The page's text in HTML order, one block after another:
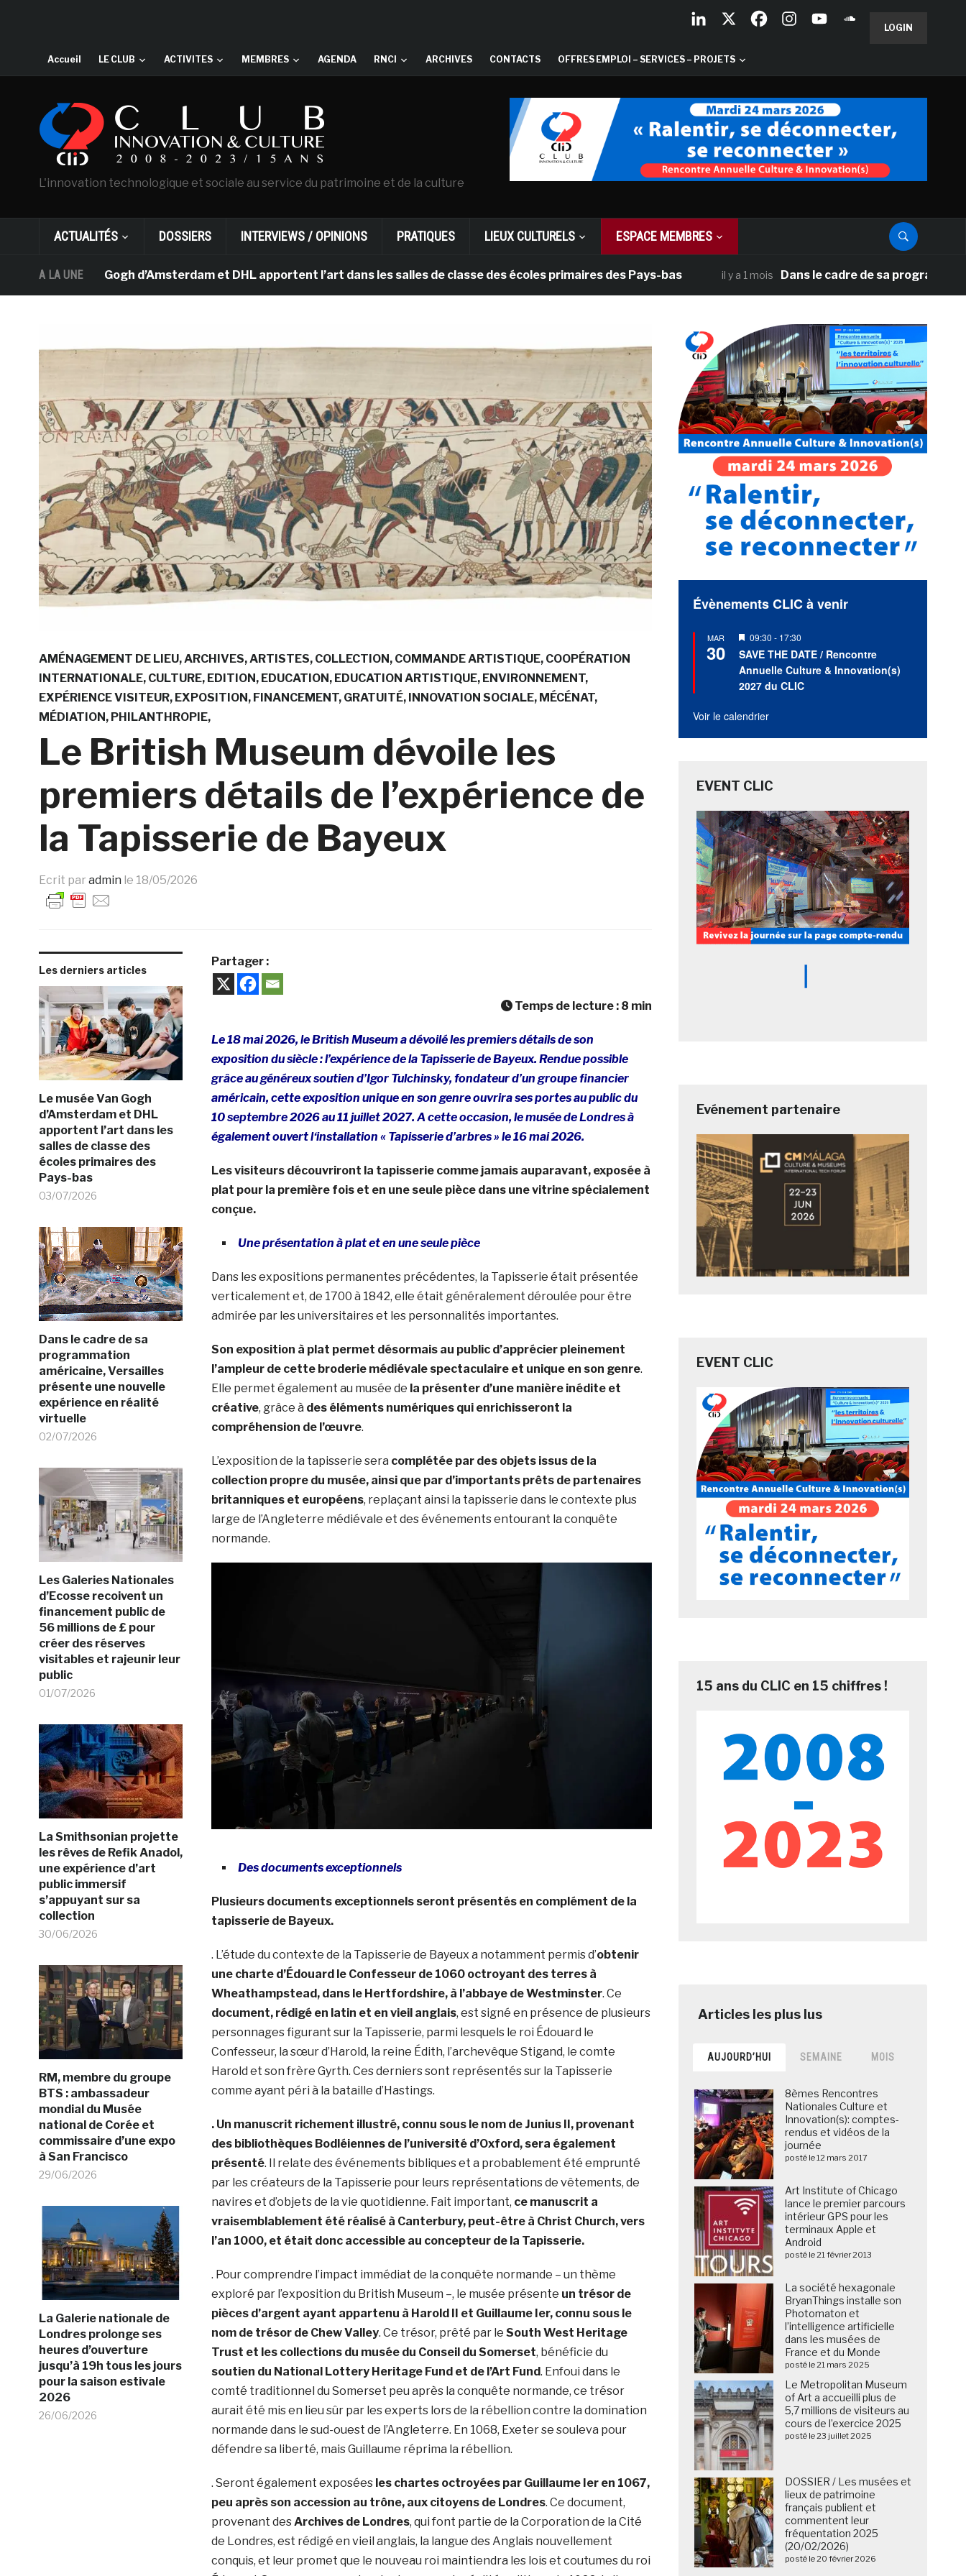
LOGIN
Accueil LE CLUB ACTIVITES MEMBRES AGENDA RNCI ARCHIVES CONTACTS OFFRES EMPLOI – SERVICES – PROJETS
L'innovation technologique et sociale au service du patrimoine et de la culture
ACTUALITÉS DOSSIERS INTERVIEWS / OPINIONS PRATIQUES LIEUX CULTURELS ESPACE MEMBRES
A LA UNE
Van Gogh d’Amsterdam et DHL apportent l’art dans les salles de classe des écoles primaires des Pays-bas il y a 1 mois Dans le cadre de sa programmation
AMÉNAGEMENT DE LIEU ARCHIVES ARTISTES COLLECTION COMMANDE ARTISTIQUE COOPÉRATION
INTERNATIONALE CULTURE EDITION EDUCATION EDUCATION ARTISTIQUE ENVIRONNEMENT
EXPÉRIENCE VISITEUR EXPOSITION FINANCEMENT GRATUITÉ INNOVATION SOCIALE MÉCÉNAT
MÉDIATION PHILANTHROPIE
Le British Museum dévoile les
premiers détails de l’expérience de
la Tapisserie de Bayeux
Ecrit par admin le 18/05/2026
Les derniers articles
Le musée Van Gogh
d’Amsterdam et DHL
apportent l’art dans les
salles de classe des
écoles primaires des
Pays-bas
03/07/2026
Dans le cadre de sa
programmation
américaine, Versailles
présente une nouvelle
expérience en réalité
virtuelle
02/07/2026
Les Galeries Nationales
d’Ecosse recoivent un
financement public de
56 millions de £ pour
créer des réserves
visitables et rajeunir leur
public
01/07/2026
La Smithsonian projette
les rêves de Refik Anadol,
une expérience d’art
public immersif
s’appuyant sur sa
collection
30/06/2026
RM, membre du groupe
BTS : ambassadeur
mondial du Musée
national de Corée et
commissaire d’une expo
à San Francisco
29/06/2026
La Galerie nationale de
Londres prolonge ses
heures d’ouverture
jusqu’à 19h tous les jours
pour la saison estivale
2026
26/06/2026
Partager :
Temps de lecture : 8 min
Le 18 mai 2026, le British Museum a dévoilé les premiers détails de son
exposition du siècle : l’expériencede la Tapisserie de Bayeux. Rendue possible
grâce au généreux soutien d’Igor Tulchinsky, fondateur d’un groupe financier
américain, cette exposition unique en son genre ouvrira ses portes au public du
10 septembre 2026 au 11 juillet 2027. A cette occasion, le musée de Londres à
également ouvert l‘installation « Tapisserie d’arbres » le 16 mai 2026.
Les visiteurs découvriront la tapisserie comme jamais auparavant, exposée à
plat pour la première fois et en une seule pièce dans une vitrine spécialement
conçue.
Une présentation à plat et en une seule pièce
Dans les expositions permanentes précédentes, la Tapisserie était présentée
verticalement et, de 1700 à 1842, elle était généralement déroulée pour être
admirée par les universitaires et les personnalités importantes.
Son exposition à plat permet désormais au public d’apprécier pleinement
l’ampleur de cette broderie médiévale spectaculaire et unique en son genre.
Elle permet également au musée de la présenter d’une manière inédite et
créative, grâce à des éléments numériques qui enrichisseront la
compréhension de l’œuvre.
L’exposition de la tapisserie sera complétée par des objets issus de la
collection propre du musée, ainsi que par d’importants prêts de partenaires
britanniques et européens, replaçant ainsi la tapisserie dans le contexte plus
large de l’Angleterre médiévale et des événements entourant la conquête
normande.
Des documents exceptionnels
Plusieurs documents exceptionnels seront présentés en complément de la
tapisserie de Bayeux.
. L’étude du contexte de la Tapisserie de Bayeux a notamment permis d’obtenir
une charte d’Édouard le Confesseur de 1060 octroyant des terres à
Wheathampstead, dans le Hertfordshire, à l’abbaye de Westminster. Ce
document, rédigé en latin et en vieil anglais, est signé en présence de plusieurs
personnages figurant sur la Tapisserie, parmi lesquels le roi Édouard le
Confesseur, la sœur d’Harold, la reine Édith, l’archevêque Stigand, le comte
Harold et son frère Gyrth. Ces derniers sont représentés sur la Tapisserie
comme ayant péri à la bataille d’Hastings.
. Un manuscrit richement illustré, connu sous le nom de Junius II, provenant
des bibliothèques Bodléiennes de l’université d’Oxford, sera également
présenté. Il relate des événements bibliques et a probablement été emprunté
par les créateurs de la Tapisserie pour leurs représentations de vêtements, de
navires et d’objets de la vie quotidienne. Fait important, ce manuscrit a
vraisemblablement été réalisé à Canterbury, peut-être à Christ Church, vers
l’an 1000, et était donc accessible au concepteur de la Tapisserie.
. Pour comprendre l’impact immédiat de la conquête normande – un thème
exploré par l’exposition du British Museum –, le musée présente un trésor de
pièces d’argent ayant appartenu à Harold II et Guillaume Ier, connu sous le
nom de trésor de Chew Valley. Ce trésor, prêté par le South West Heritage
Trust et les collections du musée du Conseil du Somerset, bénéficie du
soutien du National Lottery Heritage Fund et de l’Art Fund. Enfoui dans le
comté traditionnel du Somerset peu après la conquête normande, ce trésor
aurait été mis en lieu sûr par les experts lors de la rébellion contre la domination
normande dans le sud-ouest de l’Angleterre. En 1068, Exeter se souleva pour
défendre sa liberté, mais Guillaume réprima la rébellion.
. Seront également exposées les chartes octroyées par Guillaume Ier en 1067,
peu après son accession au trône, aux citoyens de Londres. Ce document,
provenant desArchives de Londres, qui font partie de la Corporation de la Cité
de Londres, est rédigé en vieil anglais, la langue des Anglais nouvellement
conquis, et leur promet que le nouveau roi maintiendra les lois et coutumes du roi
Évènements CLIC à venir
MAR
30
Mis
en
avant
09:30 - 17:30
SAVE THE DATE / Rencontre
Annuelle Culture & Innovation(s)
2027 du CLIC
Voir le calendrier
EVENT CLIC
Evénement partenaire
EVENT CLIC
15 ans du CLIC en 15 chiffres !
AUJOURD’HUI SEMAINE MOIS
8èmes Rencontres
Nationales Culture et
Innovation(s): comptes-
rendus et vidéos de la
journée
posté le 12 mars 2017
Art Institute of Chicago
lance le premier parcours
intérieur GPS pour les
terminaux Apple et
Android
posté le 21 février 2013
La société hexagonale
BryanThings installe son
Photomaton et
l’intelligence artificielle
dans les musées de
France et du Monde
posté le 21 mars 2025
Le Metropolitan Museum
of Art a accueilli plus de
5,7 millions de visiteurs au
cours de l’exercice 2025
posté le 23 juillet 2025
DOSSIER / Les musées et
lieux de patrimoine
français publient et
commentent leur
fréquentation 2025
(20/02/2026)
posté le 20 février 2026